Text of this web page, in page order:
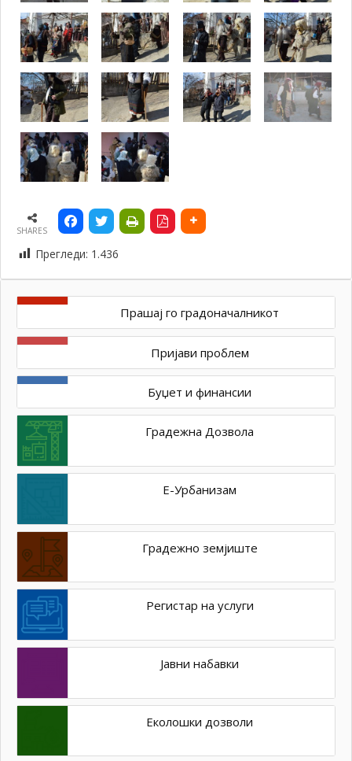
SHARES
Прегледи: 1.436
Прашај го градоначалникот
Пријави проблем
Буџет и финансии
Градежна Дозвола
Е-Урбанизам
Градежно земјиште
Регистар на услуги
Јавни набавки
Еколошки дозволи